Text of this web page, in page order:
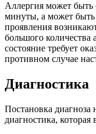
Аллергия может быть
минуты, а может быть
проявления
большого
состояние требует
противном случае
Диагностика
Постановка диагноза
диагностика, которая